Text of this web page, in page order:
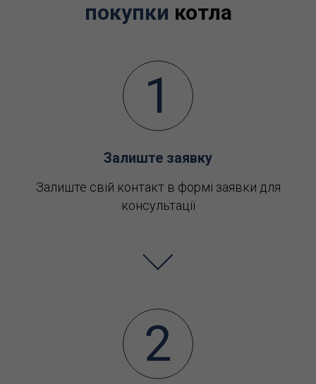
покупки котла
Залиште заявку
Залиште свій контакт в формі заявки для
консультації